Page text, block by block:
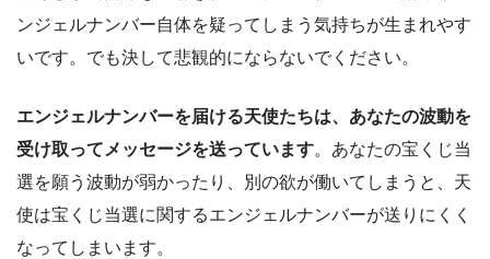
ンジェルナンバー自体を疑ってしまう気持ちが生まれやす
いです。でも決して悲観的にならないでください。
エンジェルナンバーを届ける天使たちは、あなたの波動を
受け取ってメッセージを送っています。あなたの宝くじ当
選を願う波動が弱かったり、別の欲が働いてしまうと、天
使は宝くじ当選に関するエンジェルナンバーが送りにくく
なってしまいます。